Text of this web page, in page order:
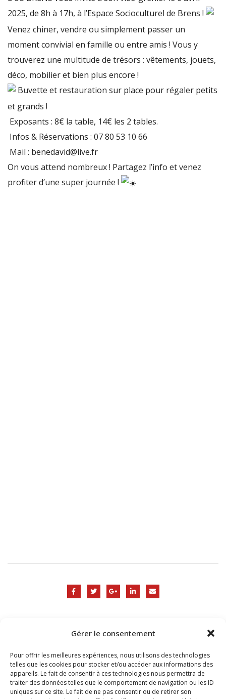
Gérer le consentement
Pour offrir les meilleures expériences, nous utilisons des technologies
telles que les cookies pour stocker et/ou accéder aux informations des
appareils. Le fait de consentir à ces technologies nous permettra de
traiter des données telles que le comportement de navigation ou les ID
uniques sur ce site. Le fait de ne pas consentir ou de retirer son
2025, de 8h à 17h, à l’Espace Socioculturel de Brens !
Venez chiner, vendre ou simplement passer un
moment convivial en famille ou entre amis ! Vous y
trouverez une multitude de trésors : vêtements, jouets,
déco, mobilier et bien plus encore !
Buvette et restauration sur place pour régaler petits
et grands !
Exposants : 8€ la table, 14€ les 2 tables.
Infos & Réservations : 07 80 53 10 66
Mail : benedavid@live.fr
On vous attend nombreux ! Partagez l’info et venez
profiter d’une super journée !